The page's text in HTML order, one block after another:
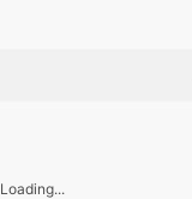
Loading...